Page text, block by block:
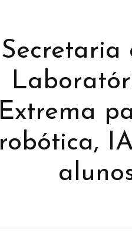
Secretaria
Extrema
robótica,